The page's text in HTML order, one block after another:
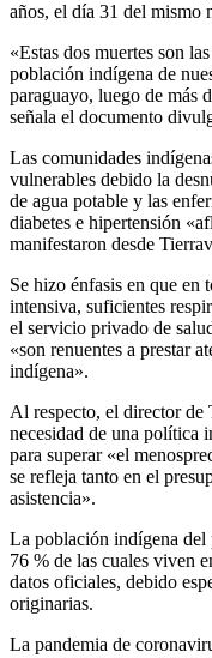
años, el día 31 del mismo
«Estas dos muertes son
población indígena de
paraguayo, luego de más
señala el documento
Las comunidades
vulnerables debido la
de agua potable y las
diabetes e hipertensión
manifestaron desde
Se hizo énfasis en que en
intensiva, suficientes
el servicio privado de
«son renuentes a prestar
indígena».
Al respecto, el director
necesidad de una política
para superar «el
se refleja tanto en el
asistencia».
La población indígena del
76 % de las cuales viven
datos oficiales, debido
originarias.
La pandemia de